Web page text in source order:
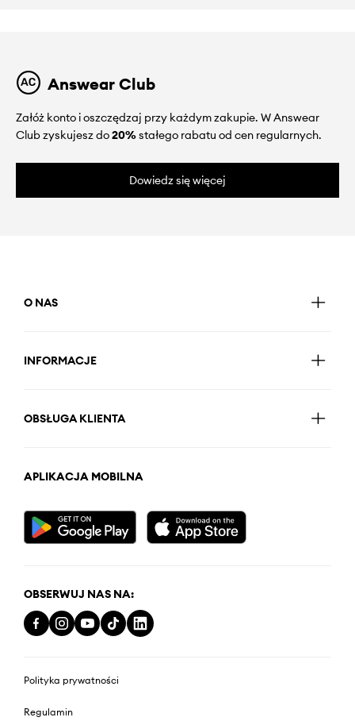
Answear Club
Załóż konto i oszczędzaj przy każdym zakupie. W Answear
Club zyskujesz do20%stałego rabatu od cen regularnych.
Dowiedz się więcej
O NAS
INFORMACJE
OBSŁUGA KLIENTA
APLIKACJA MOBILNA
OBSERWUJ NAS NA:
Polityka prywatności
Regulamin